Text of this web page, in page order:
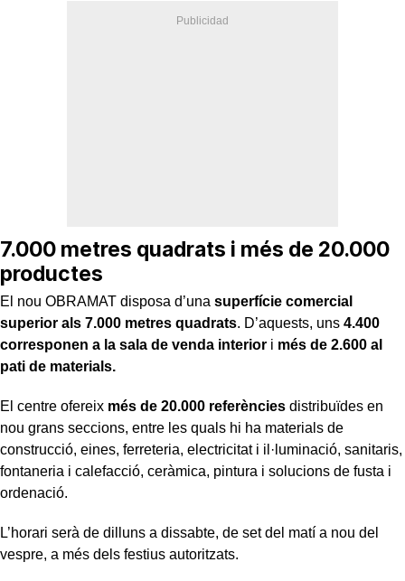
7.000 metres quadrats i més de 20.000
productes
El nou OBRAMAT disposa d’una superfície comercial
superior als 7.000 metres quadrats. D’aquests, uns 4.400
corresponen a la sala de venda interior i més de 2.600 al
pati de materials.
El centre ofereix més de 20.000 referències distribuïdes en
nou grans seccions, entre les quals hi ha materials de
construcció, eines, ferreteria, electricitat i il·luminació, sanitaris,
fontaneria i calefacció, ceràmica, pintura i solucions de fusta i
ordenació.
L’horari serà de dilluns a dissabte, de set del matí a nou del
vespre, a més dels festius autoritzats.